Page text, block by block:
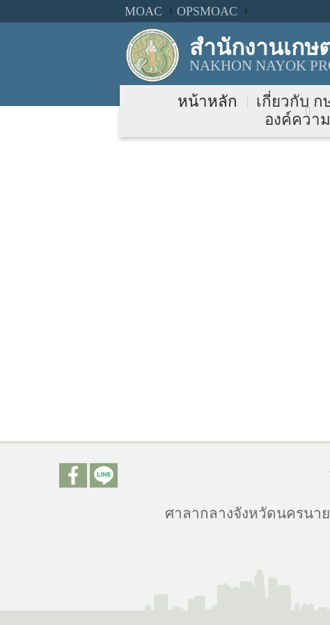
MOAC OPSMOAC
สำนักงานเก
NAKHON NAYOK
หน้าหลัก เกี่ยวกับ ก
องค์ควา
ศาลากลางจังหวัดนครนา